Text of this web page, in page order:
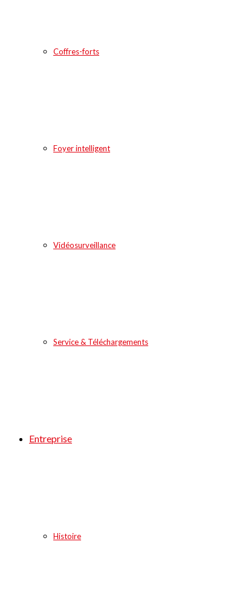
Coffres-forts
Foyer intelligent
Vidéosurveillance
Service & Téléchargements
Entreprise
Histoire